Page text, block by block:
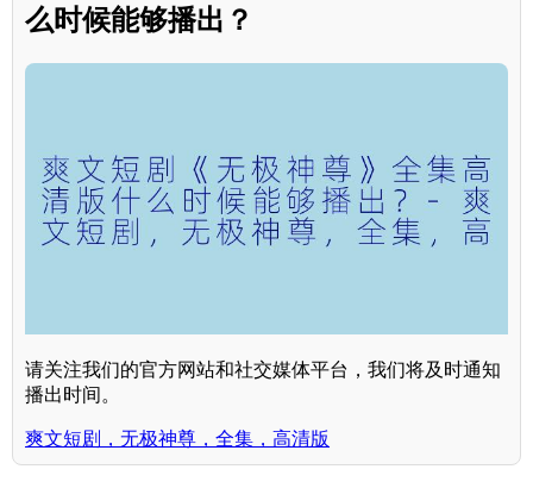
么时候能够播出？
请关注我们的官方网站和社交媒体平台，我们将及时通知
播出时间。
爽文短剧，无极神尊，全集，高清版